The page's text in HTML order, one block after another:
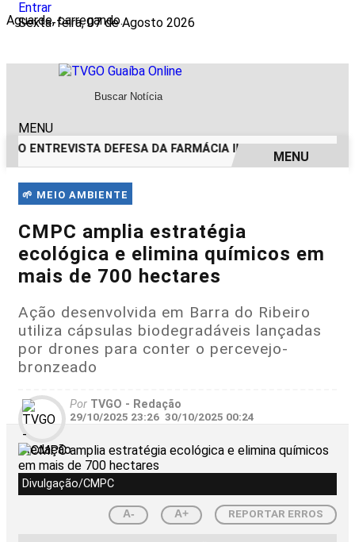
Aguarde, carregando...
Entrar
Sexta-feira, 07 de Agosto 2026
MENU
ENTREVISTA DEFESA DA FARMÁCIA INVESTIGADA EM
EM ALTA
MENU
🌱 MEIO AMBIENTE
CMPC amplia estratégia
ecológica e elimina químicos em
mais de 700 hectares
Ação desenvolvida em Barra do Ribeiro
utiliza cápsulas biodegradáveis lançadas
por drones para conter o percevejo-
bronzeado
Por TVGO - Redação
29/10/2025 23:26 30/10/2025 00:24
Divulgação/CMPC
A- A+ REPORTAR ERROS